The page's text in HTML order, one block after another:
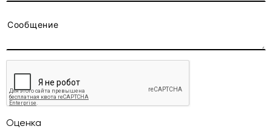
Оценка